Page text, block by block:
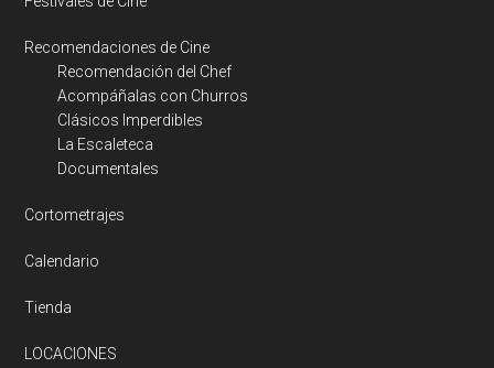
Recomendaciones de Cine
Recomendación del Chef
Acompáñalas con Churros
Clásicos Imperdibles
La Escaleteca
Documentales
Cortometrajes
Calendario
Tienda
LOCACIONES